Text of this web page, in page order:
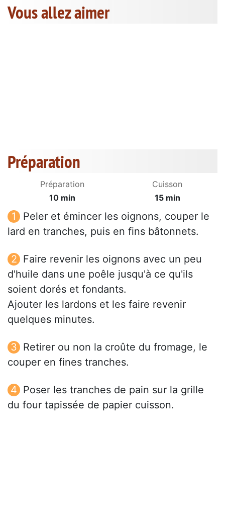
Vous allez aimer
Préparation
Préparation
10 min
Cuisson
15 min
Peler et émincer les oignons, couper le
lard en tranches, puis en fins bâtonnets.
Faire revenir les oignons avec un peu
d'huile dans une poêle jusqu'à ce qu'ils
soient dorés et fondants.
Ajouter les lardons et les faire revenir
quelques minutes.
Retirer ou non la croûte du fromage, le
couper en fines tranches.
Poser les tranches de pain sur la grille
du four tapissée de papier cuisson.